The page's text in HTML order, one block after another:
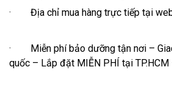
· Địa chỉ mua hàng trực tiếp tại
· Miễn phí bảo dưỡng tận nơi –
quốc – Lắp đặt MIỄN PHÍ tại